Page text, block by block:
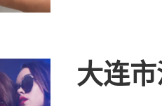
大连